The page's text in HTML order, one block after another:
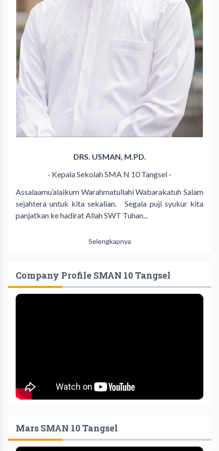
DRS. USMAN, M.PD.
- Kepala Sekolah SMA N 10 Tangsel -
Assalaamu’alaikum Warahmatullahi Wabarakatuh Salam
sejahtera untuk kita sekalian. Segala puji syukur kita
panjatkan ke hadirat Allah SWT Tuhan...
Selengkapnya
Company Profile SMAN 10 Tangsel
Mars SMAN 10 Tangsel